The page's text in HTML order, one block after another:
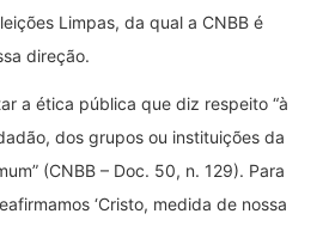
Limpas, da qual a CNBB é
direção.
a ética pública que diz respeito “à
dos grupos ou instituições da
(CNBB – Doc. 50, n. 129). Para
‘Cristo, medida de nossa